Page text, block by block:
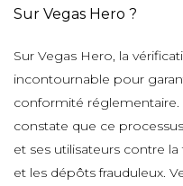
Sur Vegas Hero ?
Sur Vegas Hero, la
incontournable pour
conformité réglementaire.
constate que ce
et ses utilisateurs contre
et les dépôts frauduleux.